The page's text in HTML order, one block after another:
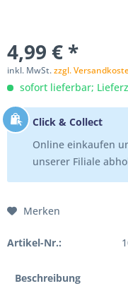
4,99 € *
inkl. MwSt.zzgl.
sofort lieferbar;
Click & Collect
Online einkaufen
unserer Filiale
Merken
Artikel-Nr.:
Beschreibung